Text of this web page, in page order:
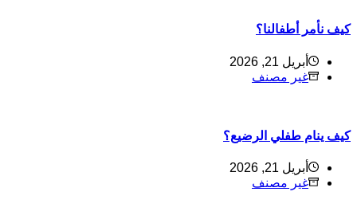
كيف نأمر أطفالنا؟
أبريل 21, 2026
غير مصنف
كيف ينام طفلي الرضيع؟
أبريل 21, 2026
غير مصنف